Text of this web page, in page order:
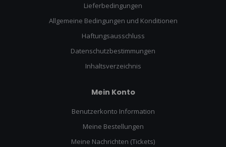
Lieferbedingungen
Allgemeine Bedingungen und Konditionen
Haftungsausschluss
Datenschutzbestimmungen
Inhaltsverzeichnis
Mein Konto
Benutzerkonto Information
Meine Bestellungen
Meine Nachrichten (Tickets)